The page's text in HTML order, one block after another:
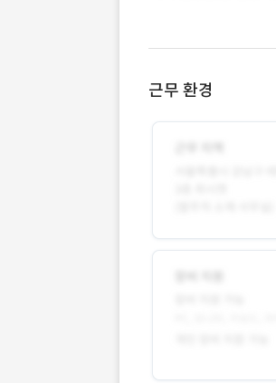
근무 환경